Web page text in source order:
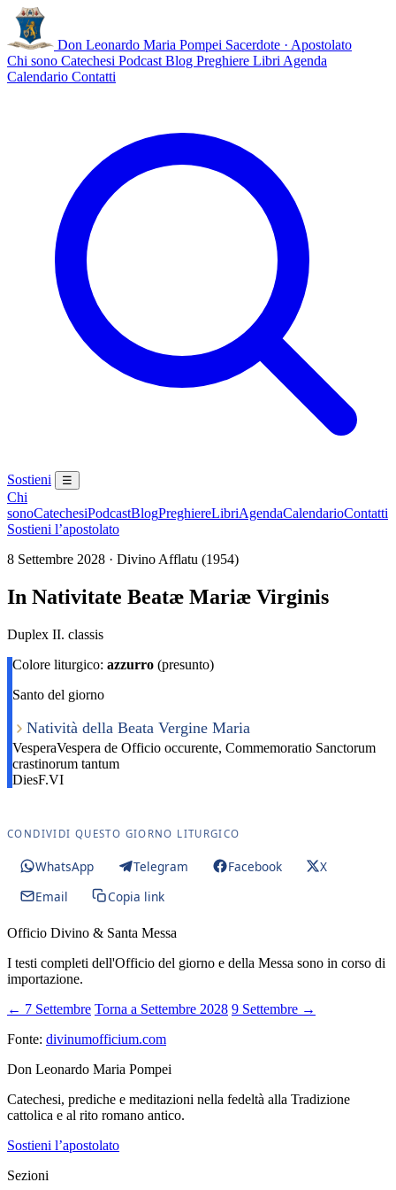
Don Leonardo Maria Pompei Sacerdote · Apostolato
Chi sono Catechesi Podcast Blog Preghiere Libri Agenda
Calendario Contatti
Sostieni ☰
Chi
sonoCatechesiPodcastBlogPreghiereLibriAgendaCalendarioContatti
Sostieni l’apostolato
8 Settembre 2028 · Divino Afflatu (1954)
In Nativitate Beatæ Mariæ Virginis
Duplex II. classis
Colore liturgico: azzurro (presunto)
Santo del giorno
Natività della Beata Vergine Maria
VesperaVespera de Officio occurente, Commemoratio Sanctorum
crastinorum tantum
DiesF.VI
CONDIVIDI QUESTO GIORNO LITURGICO
WhatsApp Telegram Facebook
X
Email
Copia link
Officio Divino & Santa Messa
I testi completi dell'Officio del giorno e della Messa sono in corso di
importazione.
← 7 Settembre Torna a Settembre 2028 9 Settembre →
Fonte: divinumofficium.com
Don Leonardo Maria Pompei
Catechesi, prediche e meditazioni nella fedeltà alla Tradizione
cattolica e al rito romano antico.
Sostieni l’apostolato
Sezioni